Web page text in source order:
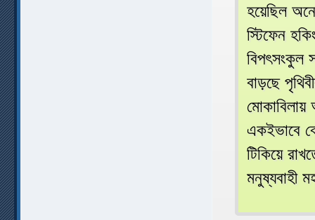
হয়েছিল
স্টিফেন
বিপৎসংকুল
বাড়ছে
মোকাবিলায়
একইভাবে
টিকিয়ে
মনুষ্যবাহী